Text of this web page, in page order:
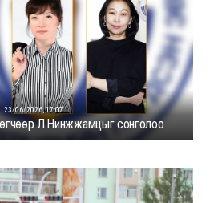
23/06/2026, 17:07
Л.Нинжжамцыг сонголоо